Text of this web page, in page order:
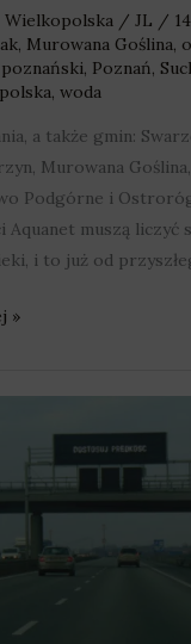
Wielkopolska/ JL /
, Murowana Goślina,
, Poznań,
, woda
a także gmin:
Murowana
Podgórne i
Aquanet muszą liczyć
i to już od
»